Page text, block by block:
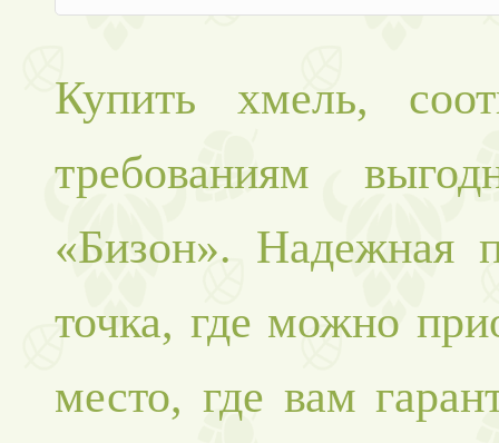
Купить хмель,
требованиям
«Бизон». Надежная
точка, где можно
место, где вам